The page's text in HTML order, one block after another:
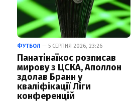
ФУТБОЛ — 5 СЕРПНЯ 2026, 23:26
Панатінаїкос розписав
мирову з ЦСКА, Аполлон
здолав Бранн у
кваліфікації Ліги
конференцій